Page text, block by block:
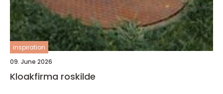
inspiration
09. June 2026
Kloakfirma roskilde